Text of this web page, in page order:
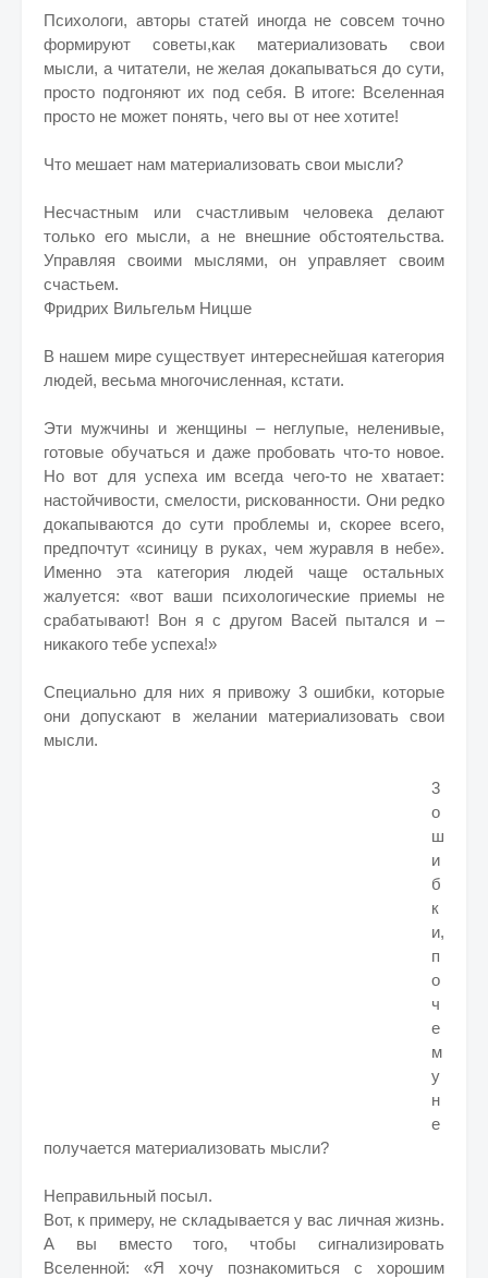
Психологи, авторы статей иногда не совсем точно
формируют советы,как материализовать свои
мысли, а читатели, не желая докапываться до сути,
просто подгоняют их под себя. В итоге: Вселенная
просто не может понять, чего вы от нее хотите!
Что мешает нам материализовать свои мысли?
Несчастным или счастливым человека делают
только его мысли, а не внешние обстоятельства.
Управляя своими мыслями, он управляет своим
счастьем.
Фридрих Вильгельм Ницше
В нашем мире существует интереснейшая категория
людей, весьма многочисленная, кстати.
Эти мужчины и женщины – неглупые, неленивые,
готовые обучаться и даже пробовать что-то новое.
Но вот для успеха им всегда чего-то не хватает:
настойчивости, смелости, рискованности. Они редко
докапываются до сути проблемы и, скорее всего,
предпочтут «синицу в руках, чем журавля в небе».
Именно эта категория людей чаще остальных
жалуется: «вот ваши психологические приемы не
срабатывают! Вон я с другом Васей пытался и –
никакого тебе успеха!»
Специально для них я привожу 3 ошибки, которые
они допускают в желании материализовать свои
мысли.
3
о
ш
и
б
к
и,
п
о
ч
е
м
у
н
е
получается материализовать мысли?
Неправильный посыл.
Вот, к примеру, не складывается у вас личная жизнь.
А вы вместо того, чтобы сигнализировать
Вселенной: «Я хочу познакомиться с хорошим